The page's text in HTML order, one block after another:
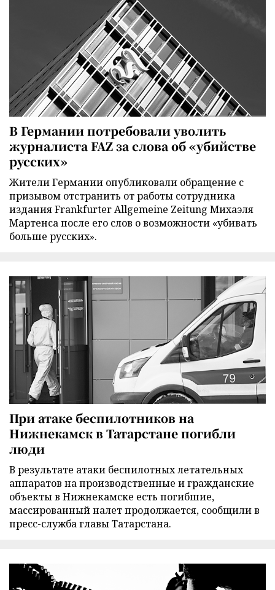
В Германии потребовали уволить
журналиста FAZ за слова об «убийстве
русских»
Жители Германии опубликовали обращение с
призывом отстранить от работы сотрудника
издания Frankfurter Allgemeine Zeitung Михаэля
Мартенса после его слов о возможности «убивать
больше русских».
При атаке беспилотников на
Нижнекамск в Татарстане погибли
люди
В результате атаки беспилотных летательных
аппаратов на производственные и гражданские
объекты в Нижнекамске есть погибшие,
массированный налет продолжается, сообщили в
пресс-служба главы Татарстана.